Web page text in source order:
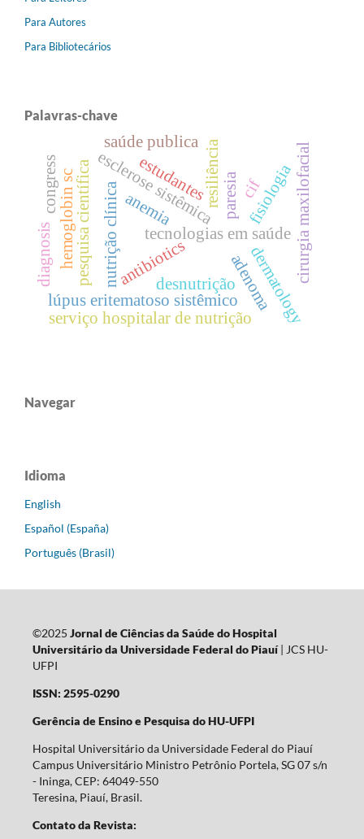
Para Autores
Para Bibliotecários
Palavras-chave
adenoma
tecnologias em saúde
esclerose sistêmica
lúpus eritematoso sistêmico
resiliência cirurgia maxilofacial
nutrição clínica
saúde publica
paresia
antibiotics
cif
desnutrição
serviço hospitalar de nutrição
pesquisa científica anemia
estudantes
hemoglobin sc
diagnosis dermatology
fisiologia
congress
Navegar
Idioma
English
Español (España)
Português (Brasil)
©2025 Jornal de Ciências da Saúde do Hospital
Universitário da Universidade Federal do Piauí| JCS HU-
UFPI
ISSN: 2595-0290
Gerência de Ensino e Pesquisa do HU-UFPI
Hospital Universitário da Universidade Federal do Piauí
Campus Universitário Ministro Petrônio Portela, SG 07 s/n
- Ininga, CEP: 64049-550
Teresina, Piauí, Brasil.
Contato da Revista: